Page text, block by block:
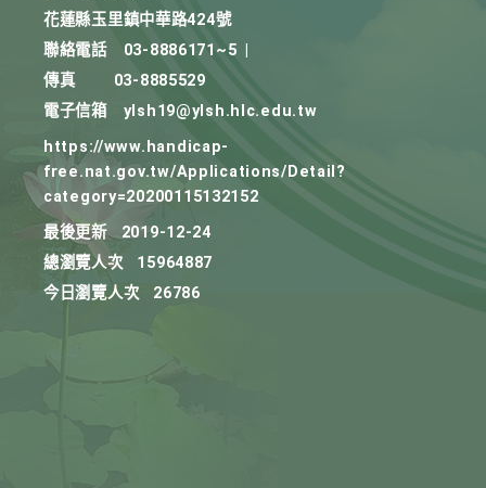
花蓮縣玉里鎮中華路424號
聯絡電話
03-8886171~5
傳真
03-8885529
電子信箱
ylsh19@ylsh.hlc.edu.tw
https://www.handicap-
free.nat.gov.tw/Applications/Detail?
category=20200115132152
最後更新
2019-12-24
總瀏覽人次
15964887
今日瀏覽人次
26786